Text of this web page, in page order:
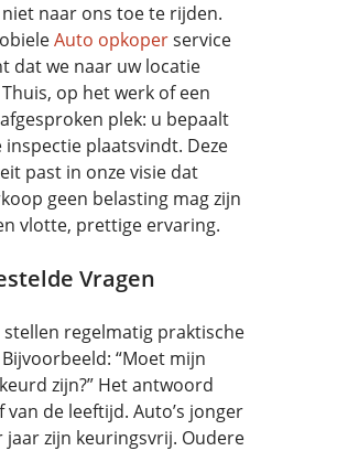
naar ons toe te rijden.
Auto opkoperservice
dat we naar uw locatie
op het werk of een
plek: u bepaalt
inspectie plaatsvindt. Deze
past in onze visie dat
geen belasting mag zijn
vlotte, prettige ervaring.
Vragen
stellen regelmatig praktische
“Moet mijn
zijn?” Het antwoord
van de leeftijd. Auto’s jonger
jaar zijn keuringsvrij. Oudere